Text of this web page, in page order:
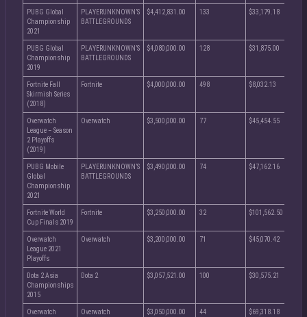
PUBG Global
Championship
2021
PLAYERUNKNOWN’S
BATTLEGROUNDS
$4,412,831.00 133 $33,179.18
PUBG Global
Championship
2019
PLAYERUNKNOWN’S
BATTLEGROUNDS
$4,080,000.00 128 $31,875.00
Fortnite Fall
Skirmish Series
(2018)
Fortnite $4,000,000.00 498 $8,032.13
Overwatch
League – Season
2 Playoffs
(2019)
Overwatch $3,500,000.00 77 $45,454.55
PUBG Mobile
Global
Championship
2021
PLAYERUNKNOWN’S
BATTLEGROUNDS
$3,490,000.00 74 $47,162.16
Fortnite World
Cup Finals 2019
Fortnite $3,250,000.00 32 $101,562.50
Overwatch
League 2021
Playoffs
Overwatch $3,200,000.00 71 $45,070.42
Dota 2 Asia
Championships
2015
Dota 2 $3,057,521.00 100 $30,575.21
Overwatch
Overwatch $3,050,000.00 44 $69,318.18